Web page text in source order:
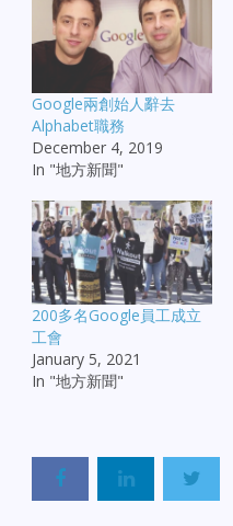
Google兩創始人辭去
Alphabet職務
December 4, 2019
In "地方新聞"
200多名Google員工成立
工會
January 5, 2021
In "地方新聞"